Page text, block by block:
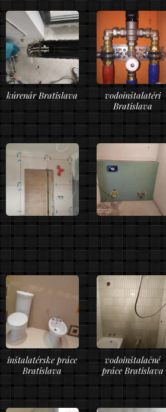
kúrenár Bratislava
vodoinštalatéri
Bratislava
inštalatérske práce
Bratislava
vodoinštalačné
práce Bratislava